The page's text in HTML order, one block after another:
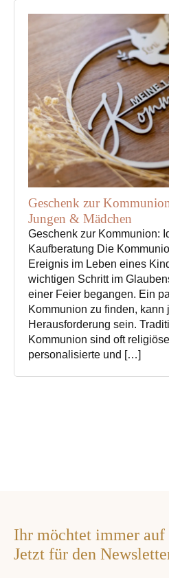
Geschenk zur
Jungen & Mädchen
Geschenk zur Kommunion:
Kaufberatung Die
Ereignis im Leben eines
wichtigen Schritt im
einer Feier begangen. Ein
Kommunion zu finden, kann
Herausforderung sein.
Kommunion sind oft
personalisierte und […]
Ihr möchtet immer auf
Jetzt für den